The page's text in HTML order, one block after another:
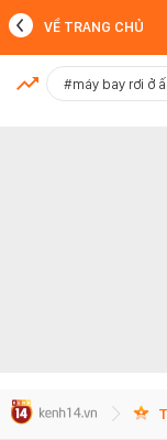
MỚI NHẤT
VỀ TRANG CHỦ
#máy bay rơi ở